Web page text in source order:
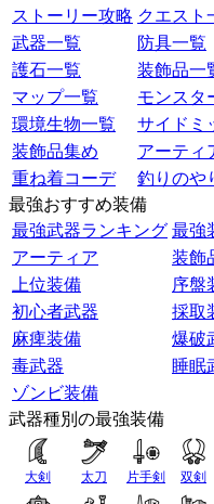
ストーリー攻略 クエスト
武器一覧
防具一覧
護石一覧
装飾品一
マップ一覧
モンスタ
環境生物一覧
サイドミ
装飾品集め
アーティ
重ね着コーデ
釣りのや
最強おすすめ装備
最強武器ランキング 最強
アーティア
装飾
上位装備
序盤
初心者武器
採取
麻痺装備
爆破
毒武器
睡眠
ゾンビ装備
武器種別の最強装備
大剣 太刀 片手剣 双剣